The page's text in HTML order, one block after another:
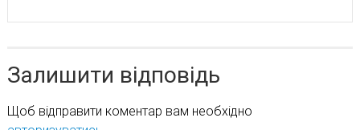
Залишити відповідь
Щоб відправити коментар вам необхідно